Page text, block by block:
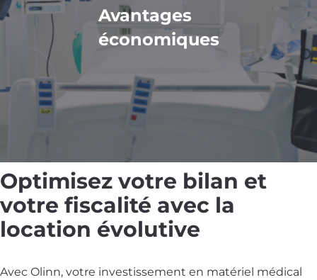
Avantages
économiques
Optimisez votre bilan et
votre fiscalité avec la
location évolutive
Avec Olinn, votre investissement en matériel médical